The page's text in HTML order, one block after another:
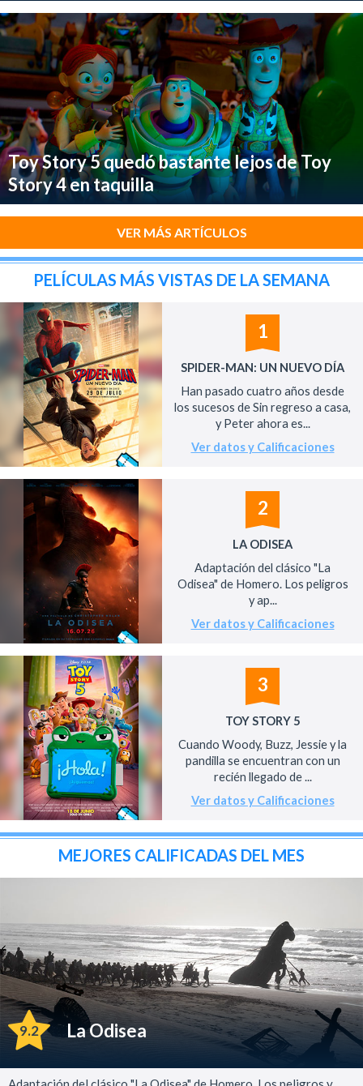
Toy Story 5 quedó bastante lejos de Toy
Story 4 en taquilla
VER MÁS ARTÍCULOS
PELÍCULAS MÁS VISTAS DE LA SEMANA
1
SPIDER-MAN: UN NUEVO DÍA
Han pasado cuatro años desde
los sucesos de Sin regreso a casa,
y Peter ahora es...
Ver datos y Calificaciones
2
LA ODISEA
Adaptación del clásico "La
Odisea" de Homero. Los peligros
y ap...
Ver datos y Calificaciones
3
TOY STORY 5
Cuando Woody, Buzz, Jessie y la
pandilla se encuentran con un
recién llegado de ...
Ver datos y Calificaciones
MEJORES CALIFICADAS DEL MES
9.2 La Odisea